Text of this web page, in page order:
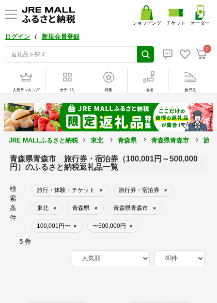
ログイン / 新規会員登録
0
ショッピング チケット オーダー
人気ランキング カテゴリ 特集 地域 旅行先
JRE MALLふるさと納税 東北 青森県 青森県青森市 旅
青森県青森市 旅行券・宿泊券（100,001円～500,000
円）のふるさと納税返礼品一覧
検
索
条
件
旅行・体験・チケット × 旅行券・宿泊券 ×
東北 × 青森県 × 青森県青森市 ×
100,001円〜 × 〜500,000円 ×
5 件